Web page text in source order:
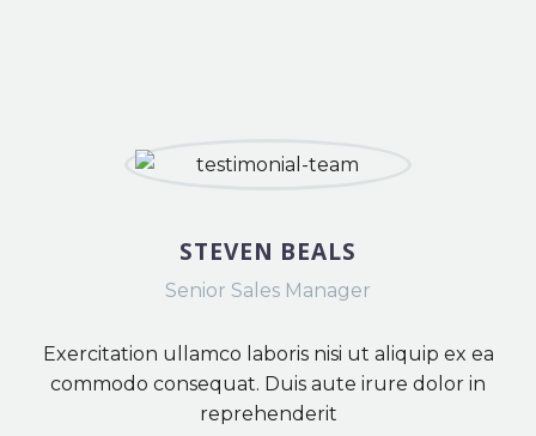
STEVEN BEALS
Senior Sales Manager
Exercitation ullamco laboris nisi ut aliquip ex ea
commodo consequat. Duis aute irure dolor in
reprehenderit